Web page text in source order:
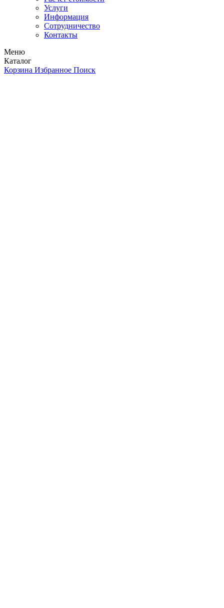
Услуги
Информация
Сотрудничество
Контакты
Меню
Каталог
Корзина Избранное Поиск